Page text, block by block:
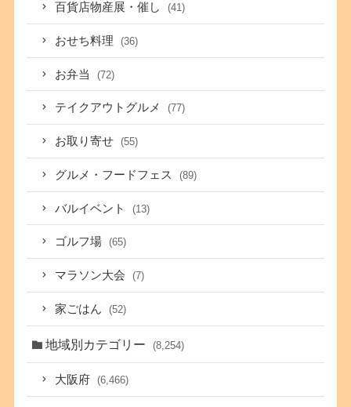
百貨店物産展・催し (41)
おせち料理 (36)
お弁当 (72)
テイクアウトグルメ (77)
お取り寄せ (55)
グルメ・フードフェス (89)
バルイベント (13)
ゴルフ場 (65)
マラソン大会 (7)
家ごはん (52)
地域別カテゴリー (8,254)
大阪府 (6,466)